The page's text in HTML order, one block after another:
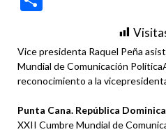
Vice presidenta Raquel Peña
Mundial de Comunicación
reconocimiento a la
Punta Cana. República
XXII Cumbre Mundial de